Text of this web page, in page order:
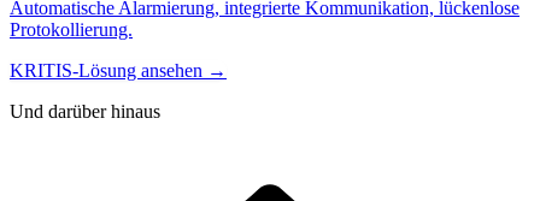
Automatische Alarmierung, integrierte Kommunikation, lückenlose
Protokollierung.
KRITIS-Lösung ansehen →
Und darüber hinaus